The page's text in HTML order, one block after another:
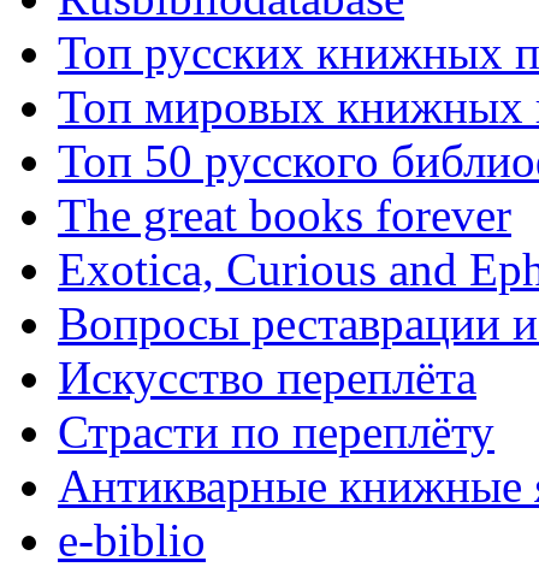
Топ русских книжных
Топ мировых книжных
Топ 50 русского
The great books forever
Exotica, Curious and
Вопросы реставрации
Искусство переплёта
Страсти по переплёту
Антикварные книжные
e-biblio